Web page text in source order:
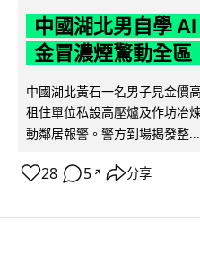
中國湖北男自學
金冒濃煙驚動全區
中國湖北黃石一名男子見金價
租住單位私設高壓爐及作坊冶
動鄰居報警。警方到場揭發整...
28 5 ↗ 分享